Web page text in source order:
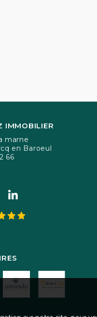
IMMOBILIER
marne
en Baroeul
66